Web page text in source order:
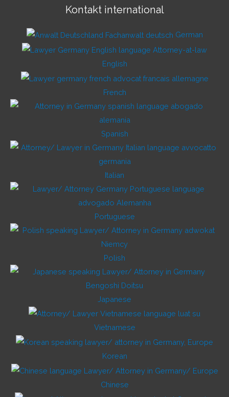
Kontakt international
German
English
French
Spanish
Italian
Portuguese
Polish
Japanese
Vietnamese
Korean
Chinese